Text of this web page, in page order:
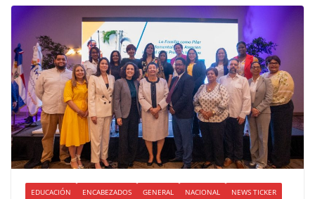
EDUCACIÓN ENCABEZADOS GENERAL NACIONAL NEWS TICKER